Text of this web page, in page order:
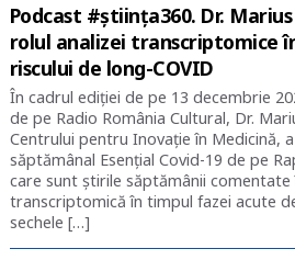
Podcast #știința360. Dr.
rolul analizei transcriptomice
riscului de long-COVID
În cadrul ediției de pe 13 decembrie
de pe Radio România Cultural, Dr.
Centrului pentru Inovație în Medicină,
săptămânal Esențial Covid-19 de pe
care sunt știrile săptămânii comentate
transcriptomică în timpul fazei acute
sechele […]